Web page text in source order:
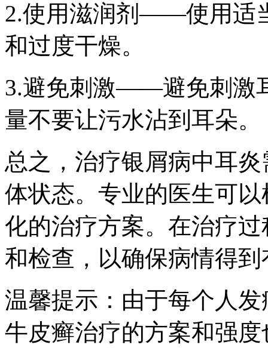
2.使用滋润剂——使用适
和过度干燥。
3.避免刺激——避免刺激
量不要让污水沾到耳朵。
总之，治疗银屑病中耳
体状态。专业的医生可
化的治疗方案。在治疗
和检查，以确保病情得
温馨提示：由于每个人
牛皮癣治疗的方案和强